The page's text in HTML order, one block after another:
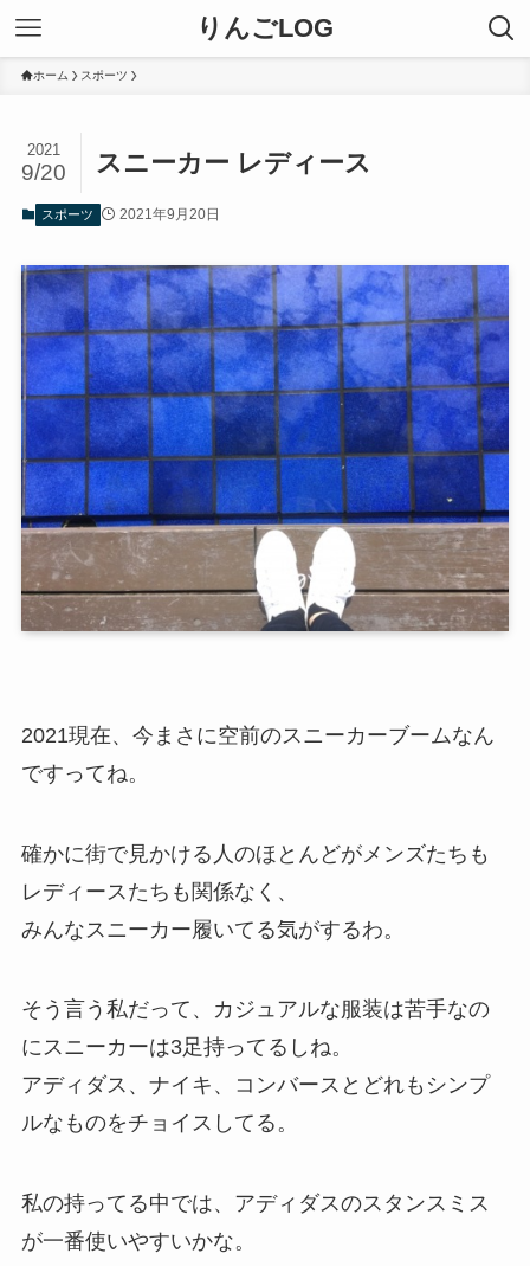
りんごLOG
ホーム スポーツ
スニーカー レディース
2021
9/20
スポーツ 2021年9月20日
2021現在、今まさに空前のスニーカーブームなん
ですってね。
確かに街で見かける人のほとんどがメンズたちも
レディースたちも関係なく、
みんなスニーカー履いてる気がするわ。
そう言う私だって、カジュアルな服装は苦手なの
にスニーカーは3足持ってるしね。
アディダス、ナイキ、コンバースとどれもシンプ
ルなものをチョイスしてる。
私の持ってる中では、アディダスのスタンスミス
が一番使いやすいかな。